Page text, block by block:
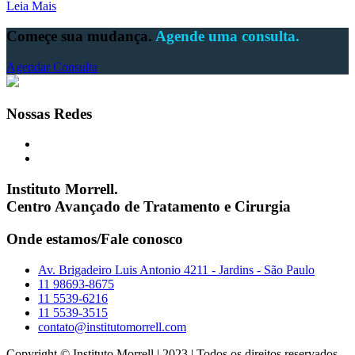
Leia Mais
Começe sua mudança. Agende uma consulta.
Agendar Consulta
Nossas Redes
Instituto Morrell.
Centro Avançado de Tratamento e Cirurgia
Onde estamos/Fale conosco
Av. Brigadeiro Luis Antonio 4211 - Jardins - São Paulo
11 98693-8675
11 5539-6216
11 5539-3515
contato@institutomorrell.com